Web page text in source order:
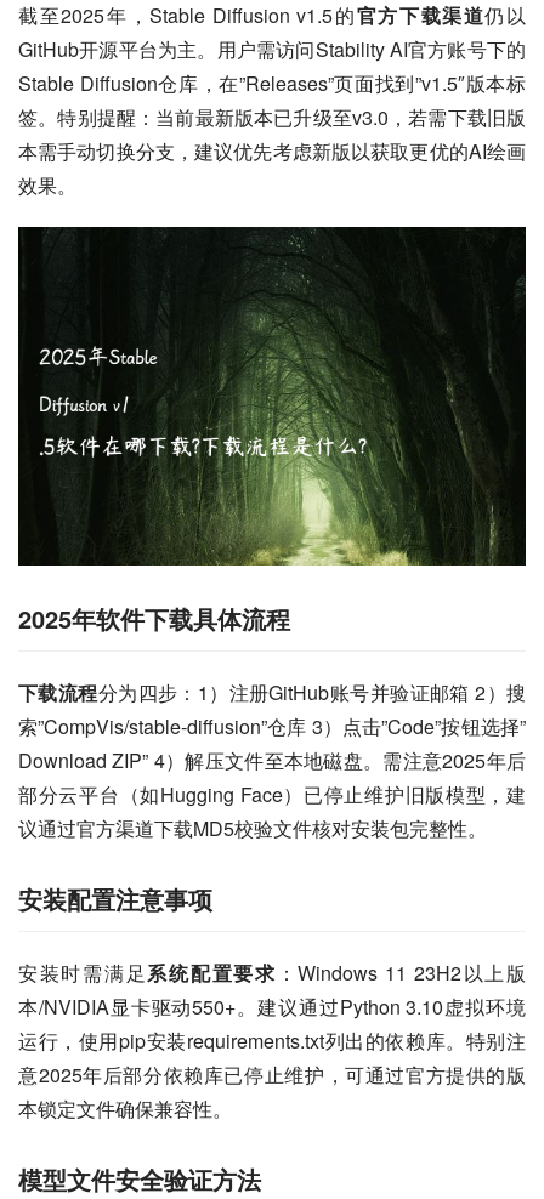
截至2025年，Stable Diffusion v1.5的官方下载渠道仍以
GitHub开源平台为主。用户需访问Stability AI官方账号下的
Stable Diffusion仓库，在”Releases”页面找到”v1.5″版本标
签。特别提醒：当前最新版本已升级至v3.0，若需下载旧版
本需手动切换分支，建议优先考虑新版以获取更优的AI绘画
效果。
2025年软件下载具体流程
下载流程分为四步：1）注册GitHub账号并验证邮箱 2）搜
索”CompVis/stable-diffusion”仓库 3）点击”Code”按钮选择”
Download ZIP” 4）解压文件至本地磁盘。需注意2025年后
部分云平台（如Hugging Face）已停止维护旧版模型，建
议通过官方渠道下载MD5校验文件核对安装包完整性。
安装配置注意事项
安装时需满足系统配置要求 ：Windows 11 23H2以上版
本/NVIDIA显卡驱动550+。建议通过Python 3.10虚拟环境
运行，使用pip安装requirements.txt列出的依赖库。特别注
意2025年后部分依赖库已停止维护，可通过官方提供的版
本锁定文件确保兼容性。
模型文件安全验证方法